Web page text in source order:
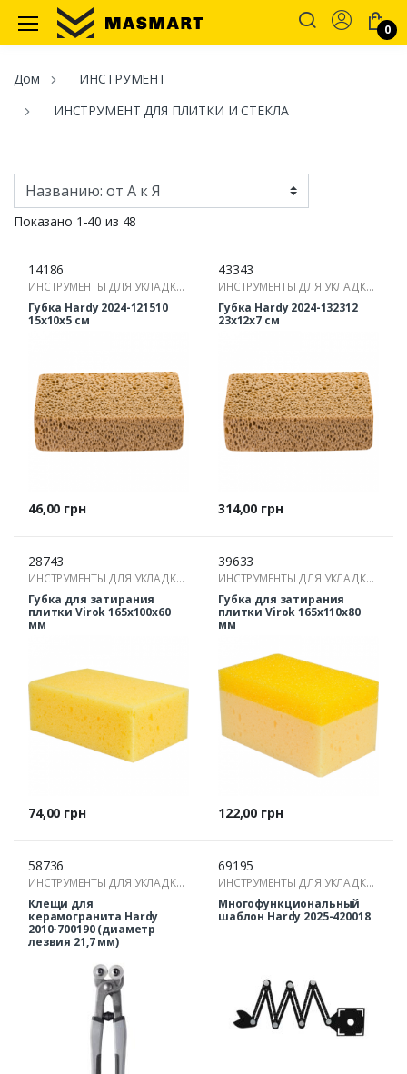
Masmart
Account
0
Дом
ИНСТРУМЕНТ
ИНСТРУМЕНТ ДЛЯ ПЛИТКИ И СТЕКЛА
Показано 1-40 из 48
14186
ИНСТРУМЕНТЫ ДЛЯ УКЛАДКИ
ПЛИТКИ
Губка Hardy 2024-121510
15x10x5 см
Цена
46,00 грн
43343
ИНСТРУМЕНТЫ ДЛЯ УКЛАДКИ
ПЛИТКИ
Губка Hardy 2024-132312
23x12x7 см
Цена
314,00 грн
28743
ИНСТРУМЕНТЫ ДЛЯ УКЛАДКИ
ПЛИТКИ
Губка для затирания
плитки Virok 165х100х60
мм
Цена
74,00 грн
39633
ИНСТРУМЕНТЫ ДЛЯ УКЛАДКИ
ПЛИТКИ
Губка для затирания
плитки Virok 165х110х80
мм
Цена
122,00 грн
58736
ИНСТРУМЕНТЫ ДЛЯ УКЛАДКИ
ПЛИТКИ
Клещи для
керамогранита Hardy
2010-700190 (диаметр
лезвия 21,7 мм)
69195
ИНСТРУМЕНТЫ ДЛЯ УКЛАДКИ
ПЛИТКИ
Многофункциональный
шаблон Hardy 2025-420018